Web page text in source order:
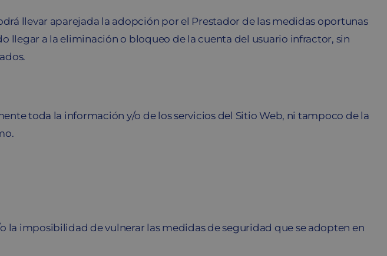
llevar aparejada la adopción por el Prestador de las medidas oportunas
llegar a la eliminación o bloqueo de la cuenta del usuario infractor, sin
toda la información y/o de los servicios del Sitio Web, ni tampoco de la
la imposibilidad de vulnerar las medidas de seguridad que se adopten en